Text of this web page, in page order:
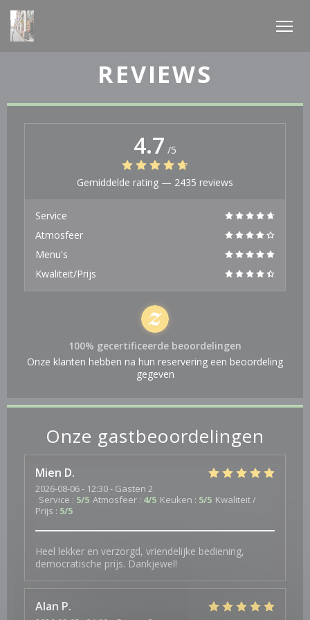
Cookies beheer paneel
REVIEWS
Onze gastbeoordelingen
Mien D
2026-08-06- 12:30 - Gasten 2
Service : 5/5 Atmosfeer : 4/5 Keuken : 5/5 Kwaliteit /
Prijs : 5/5
Heel lekker en verzorgd, vriendelijke bediening,
democratische prijs. Dankjewel!
Alan P
4.7 /5
Gemiddelde rating — 2435 reviews
Service
Atmosfeer
Menu's
Kwaliteit/Prijs
100% gecertificeerde beoordelingen
Onze klanten hebben na hun reservering een beoordeling
gegeven